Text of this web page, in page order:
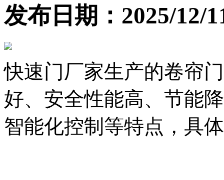
发布日期：2025/12/
快速门厂家生产的卷帘
好、安全性能高、节能
智能化控制等特点，具